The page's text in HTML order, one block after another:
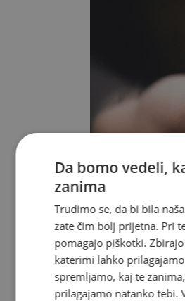
Da bomo vedeli,
zanima
Trudimo se, da bi bila
zate čim bolj prijetna. Pri
pomagajo piškotki.
katerimi lahko
spremljamo, kaj te
prilagajamo natanko tebi.